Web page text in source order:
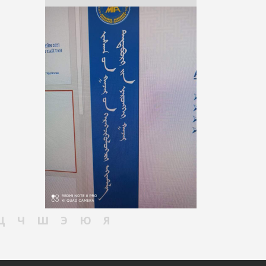
Ч Ш Э Ю Я